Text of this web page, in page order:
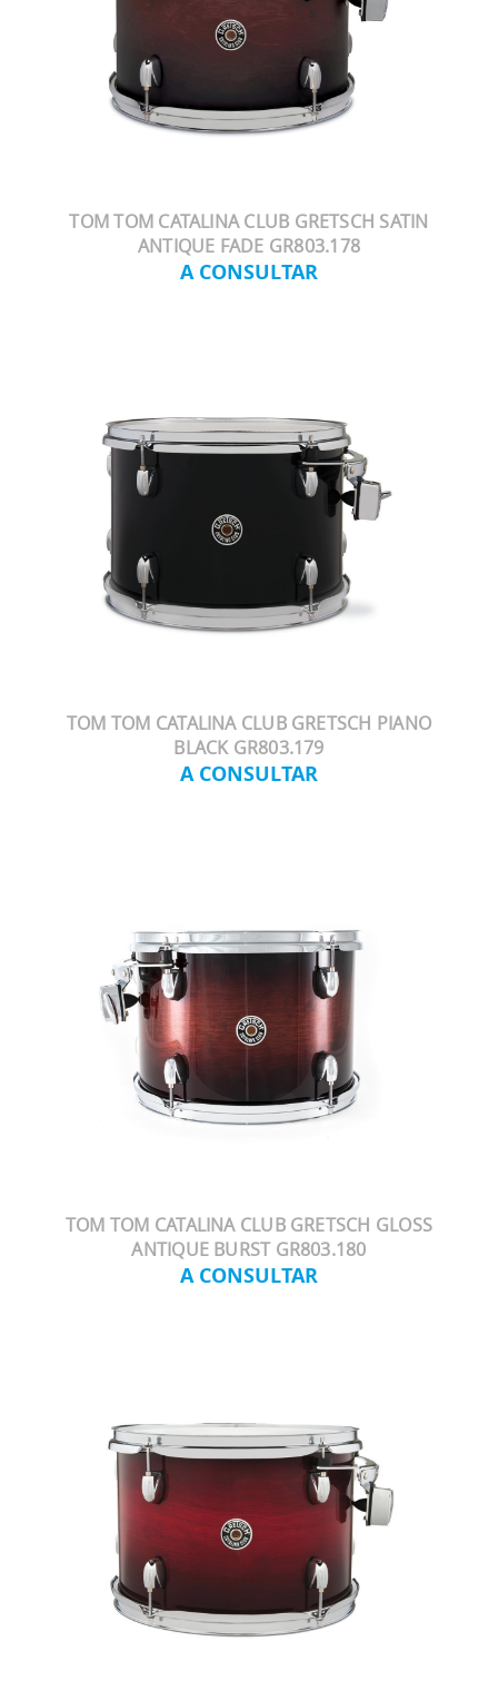
TOM TOM CATALINA CLUB GRETSCH SATIN
ANTIQUE FADE GR803.178
A CONSULTAR
TOM TOM CATALINA CLUB GRETSCH PIANO
BLACK GR803.179
A CONSULTAR
TOM TOM CATALINA CLUB GRETSCH GLOSS
ANTIQUE BURST GR803.180
A CONSULTAR